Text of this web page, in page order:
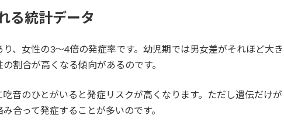
る統計データ
、女性の3〜4倍の発症率です。幼児期では男女差がそれほど大き
割合が高くなる傾向があるのです。
音のひとがいると発症リスクが高くなります。ただし遺伝だけが
合って発症することが多いのです。